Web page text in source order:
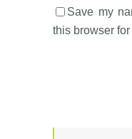
Save my
this browser